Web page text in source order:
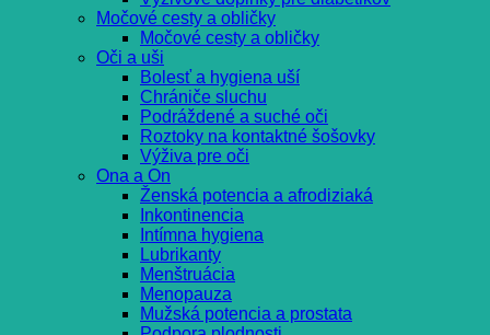
Močové cesty a obličky
Močové cesty a obličky
Oči a uši
Bolesť a hygiena uší
Chrániče sluchu
Podráždené a suché oči
Roztoky na kontaktné šošovky
Výživa pre oči
Ona a On
Ženská potencia a afrodiziaká
Inkontinencia
Intímna hygiena
Lubrikanty
Menštruácia
Menopauza
Mužská potencia a prostata